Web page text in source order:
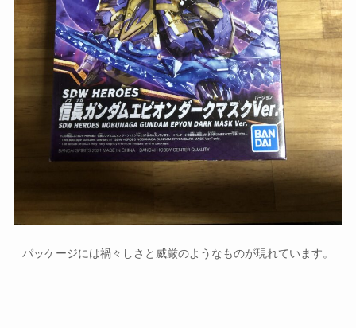
パッケージには禍々しさと威厳のようなものが現れています。